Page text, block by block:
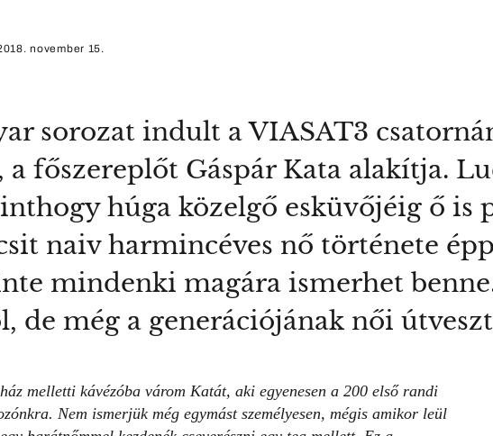
november 15.
sorozat indult a VIASAT3
főszereplőt Gáspár Kata alakítja.
húga közelgő esküvőjéig ő is
naiv harmincéves nő története
mindenki magára ismerhet
de még a generációjának női
melletti kávézóba várom Katát, aki egyenesen a 200 első randi
Nem ismerjük még egymást személyesen, mégis amikor leül